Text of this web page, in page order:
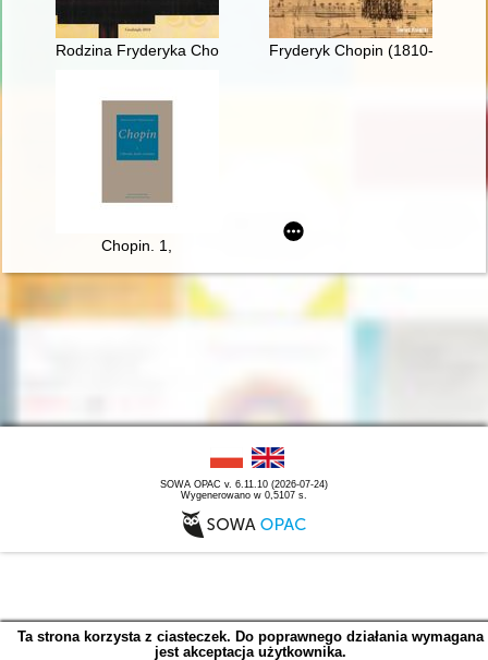
Rodzina Fryderyka Chopina. Fakty i domniemania
Fryderyk Chopin (1810-1849).
Chopin. 1,
SOWA OPAC v. 6.11.10 (2026-07-24)
Wygenerowano w 0,5107 s.
Ta strona korzysta z ciasteczek. Do poprawnego działania wymagana
jest akceptacja użytkownika.